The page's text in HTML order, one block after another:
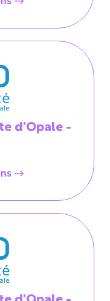
d'Opale -